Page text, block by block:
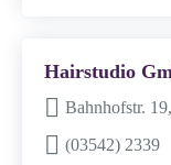
Hairstudio
Bahnhofstr.
(03542) 2339